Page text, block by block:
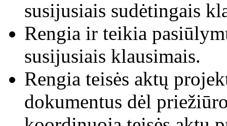
susijusiais sudėtingais
Rengia ir teikia
susijusiais klausimais.
Rengia teisės aktų
dokumentus dėl